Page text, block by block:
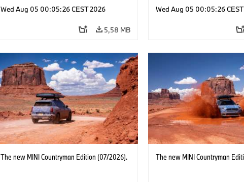
Wed Aug 05 00:05:26 CEST 2026
5,58 MB
Wed Aug 05 00:05:26
The new MINI Countryman Edition (07/2026). The new MINI Countryman